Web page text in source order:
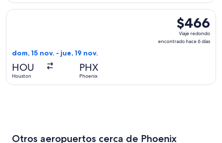
$466
Viaje
redondo,
$466
Viaje redondo
encontrado hace 6 días
dom, 15 nov. - jue, 19 nov.
HOU
Houston
PHX
Phoenix
Seleccionar vuelo de Sun Country Airlines, con salida el
Otros aeropuertos cerca de Phoenix